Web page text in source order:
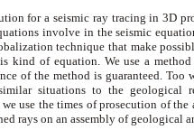
for a seismic ray tracing in 3D
involve in the seismic
technique that make
kind of equation. We use a
of the method is guaranteed. Too
situations to the geological
use the times of prosecution of the
rays on an assembly of geological